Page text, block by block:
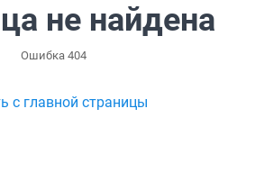
не найдена
Ошибка 404
с главной страницы